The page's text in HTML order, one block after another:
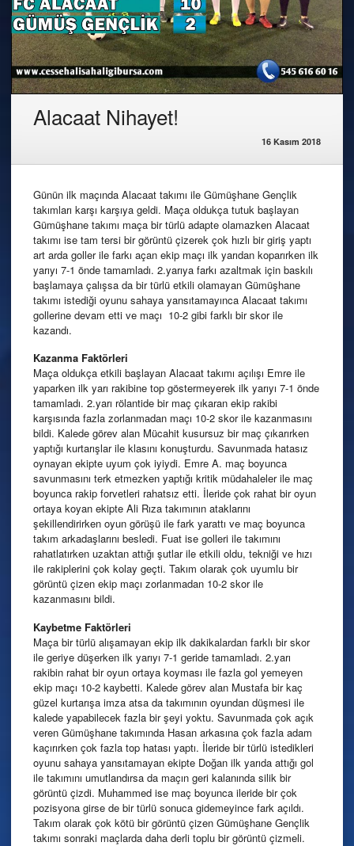
Alacaat Nihayet!
16 Kasım 2018
Günün ilk maçında Alacaat takımı ile Gümüşhane Gençlik
takımları karşı karşıya geldi. Maça oldukça tutuk başlayan
Gümüşhane takımı maça bir türlü adapte olamazken Alacaat
takımı ise tam tersi bir görüntü çizerek çok hızlı bir giriş yaptı
art arda goller ile farkı açan ekip maçı ilk yarıdan koparırken ilk
yarıyı 7-1 önde tamamladı. 2.yarıya farkı azaltmak için baskılı
başlamaya çalışsa da bir türlü etkili olamayan Gümüşhane
takımı istediği oyunu sahaya yansıtamayınca Alacaat takımı
gollerine devam etti ve maçı 10-2 gibi farklı bir skor ile
kazandı.
Kazanma Faktörleri
Maça oldukça etkili başlayan Alacaat takımı açılışı Emre ile
yaparken ilk yarı rakibine top göstermeyerek ilk yarıyı 7-1 önde
tamamladı. 2.yarı rölantide bir maç çıkaran ekip rakibi
karşısında fazla zorlanmadan maçı 10-2 skor ile kazanmasını
bildi. Kalede görev alan Mücahit kusursuz bir maç çıkarırken
yaptığı kurtarışlar ile klasını konuşturdu. Savunmada hatasız
oynayan ekipte uyum çok iyiydi. Emre A. maç boyunca
savunmasını terk etmezken yaptığı kritik müdahaleler ile maç
boyunca rakip forvetleri rahatsız etti. İleride çok rahat bir oyun
ortaya koyan ekipte Ali Rıza takımının ataklarını
şekillendirirken oyun görüşü ile fark yarattı ve maç boyunca
takım arkadaşlarını besledi. Fuat ise golleri ile takımını
rahatlatırken uzaktan attığı şutlar ile etkili oldu, tekniği ve hızı
ile rakiplerini çok kolay geçti. Takım olarak çok uyumlu bir
görüntü çizen ekip maçı zorlanmadan 10-2 skor ile
kazanmasını bildi.
Kaybetme Faktörleri
Maça bir türlü alışamayan ekip ilk dakikalardan farklı bir skor
ile geriye düşerken ilk yarıyı 7-1 geride tamamladı. 2.yarı
rakibin rahat bir oyun ortaya koyması ile fazla gol yemeyen
ekip maçı 10-2 kaybetti. Kalede görev alan Mustafa bir kaç
güzel kurtarışa imza atsa da takımının oyundan düşmesi ile
kalede yapabilecek fazla bir şeyi yoktu. Savunmada çok açık
veren Gümüşhane takımında Hasan arkasına çok fazla adam
kaçırırken çok fazla top hatası yaptı. İleride bir türlü istedikleri
oyunu sahaya yansıtamayan ekipte Doğan ilk yarıda attığı gol
ile takımını umutlandırsa da maçın geri kalanında silik bir
görüntü çizdi. Muhammed ise maç boyunca ileride bir çok
pozisyona girse de bir türlü sonuca gidemeyince fark açıldı.
Takım olarak çok kötü bir görüntü çizen Gümüşhane Gençlik
takımı sonraki maçlarda daha derli toplu bir görüntü çizmeli.